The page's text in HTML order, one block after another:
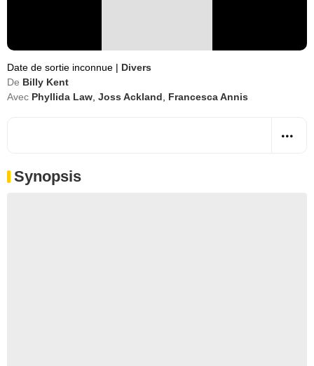
Date de sortie inconnue | Divers
De Billy Kent
Avec Phyllida Law Joss Ackland Francesca Annis
Synopsis